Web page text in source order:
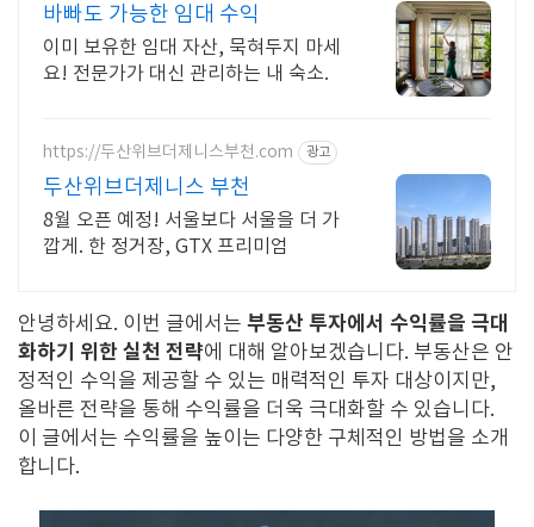
바빠도 가능한 임대 수익
이미 보유한 임대 자산, 묵혀두지 마세
요! 전문가가 대신 관리하는 내 숙소.
https://두산위브더제니스부천.com 광고
두산위브더제니스 부천
8월 오픈 예정! 서울보다 서울을 더 가
깝게. 한 정거장, GTX 프리미엄
안녕하세요. 이번 글에서는 부동산 투자에서 수익률을 극대
화하기 위한 실천 전략에 대해 알아보겠습니다. 부동산은 안
정적인 수익을 제공할 수 있는 매력적인 투자 대상이지만,
올바른 전략을 통해 수익률을 더욱 극대화할 수 있습니다.
이 글에서는 수익률을 높이는 다양한 구체적인 방법을 소개
합니다.